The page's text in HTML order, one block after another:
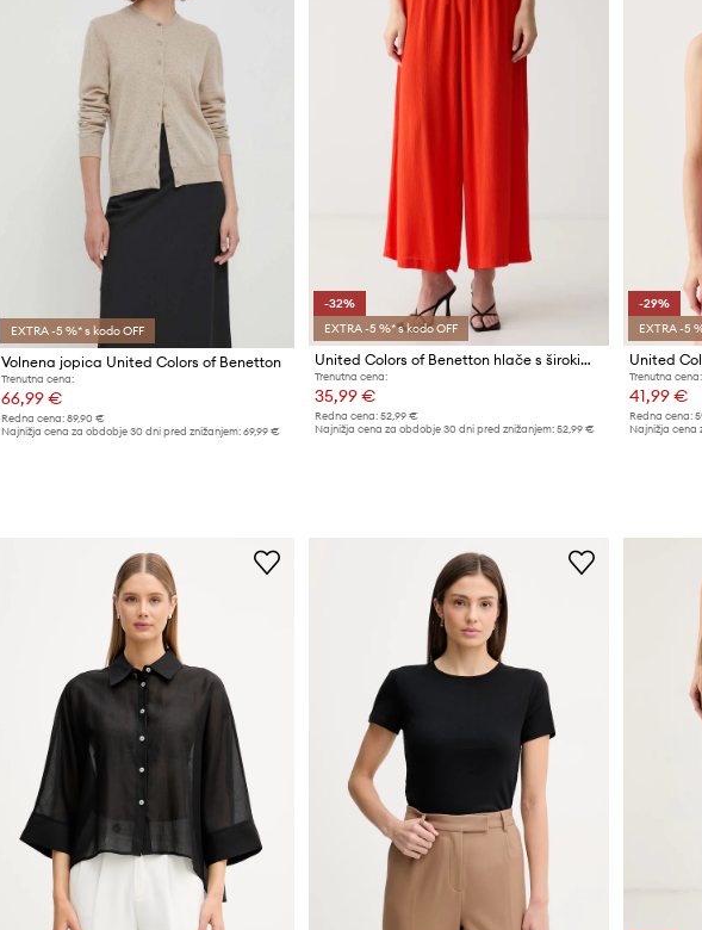
EXTRA -5 %* s kodo OFF
Volnena jopica United Colors of Benetton
Trenutna cena:
66,99 €
Redna cena: 89,90 €
Najnižja cena za obdobje 30 dni pred znižanjem: 69,99 €
-32%
EXTRA -5 %* s kodo OFF
United Colors of Benetton hlače s širokimi hlačnicami ženske viskozne
Trenutna cena:
35,99 €
Redna cena: 52,99 €
Najnižja cena za obdobje 30 dni pred znižanjem: 52,99 €
-29%
EXTRA -5
Trenutna cena:
41,99 €
Redna cena:
Najnižja cena